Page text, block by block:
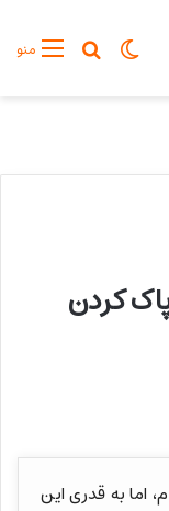
منوجستجو
تغییر پوسته
کردن
اما به قدری این